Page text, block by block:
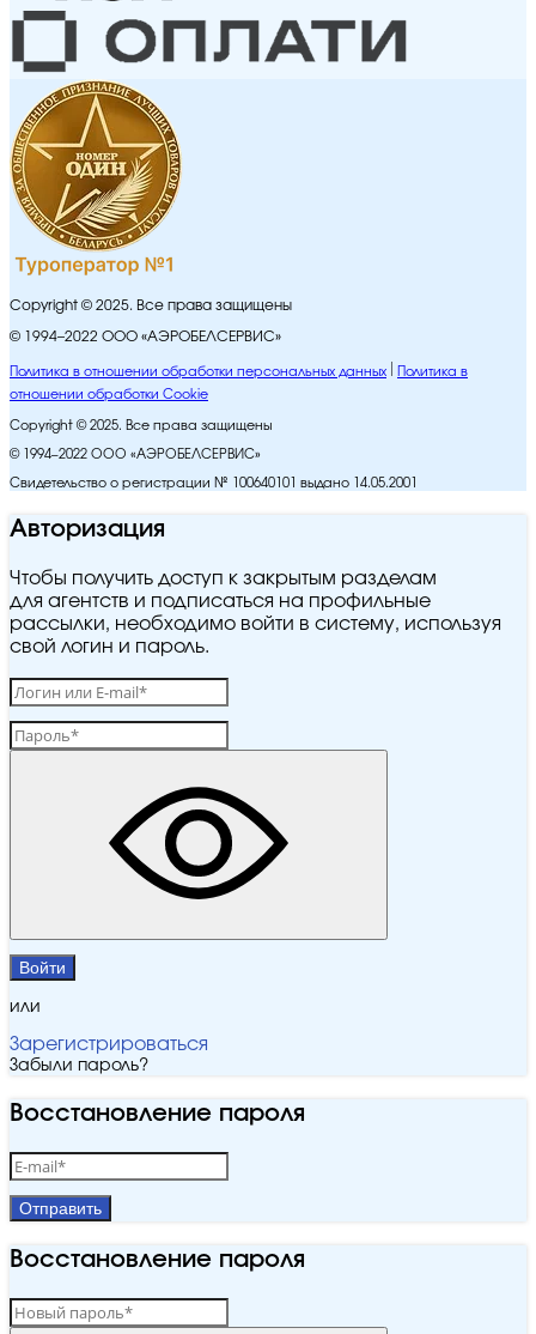
Copyright © 2025. Все права защищены
© 1994–2022 ООО «АЭРОБЕЛСЕРВИС»
Политика в отношении обработки персональных данных
Политика в
отношении обработки Cookie
Copyright © 2025. Все права защищены
© 1994–2022 ООО «АЭРОБЕЛСЕРВИС»
Свидетельство о регистрации № 100640101 выдано 14.05.2001
Авторизация
Чтобы получить доступ к закрытым разделам
для агентств и подписаться на профильные
рассылки, необходимо войти в систему, используя
свой логин и пароль.
Войти
или
Зарегистрироваться
Забыли пароль?
Восстановление пароля
Отправить
Восстановление пароля